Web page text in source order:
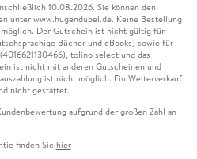
10.08.2026. Sie können den
unter www.hugendubel.de. Keine Bestellung
Der Gutschein ist nicht gültig für
Bücher und eBooks) sowie für
tolino select und das
ist nicht mit anderen Gutscheinen und
ist nicht möglich. Ein Weiterverkauf
nicht gestattet.
aufgrund der großen Zahl an
finden Sie hier